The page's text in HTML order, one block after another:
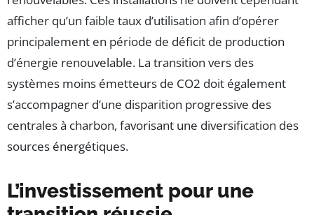
afficher qu’un faible taux d’utilisation afin d’opérer
principalement en période de déficit de production
d’énergie renouvelable. La transition vers des
systèmes moins émetteurs de CO2 doit également
s’accompagner d’une disparition progressive des
centrales à charbon, favorisant une diversification des
sources énergétiques.
L’investissement pour une